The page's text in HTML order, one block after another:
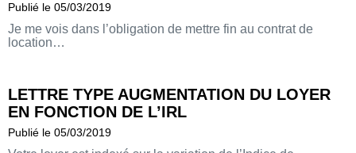
Publié le 05/03/2019
Je me vois dans l’obligation de mettre fin au contrat de
location…
LETTRE TYPE AUGMENTATION DU LOYER
EN FONCTION DE L’IRL
Publié le 05/03/2019